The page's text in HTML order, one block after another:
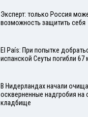
Эксперт: только Россия
возможность защитить себя
El País: При попытке
испанской Сеуты погибли 67
В Нидерландах начали
оскверненные надгробия на
кладбище